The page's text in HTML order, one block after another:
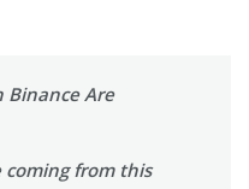
Binance Are
coming from this